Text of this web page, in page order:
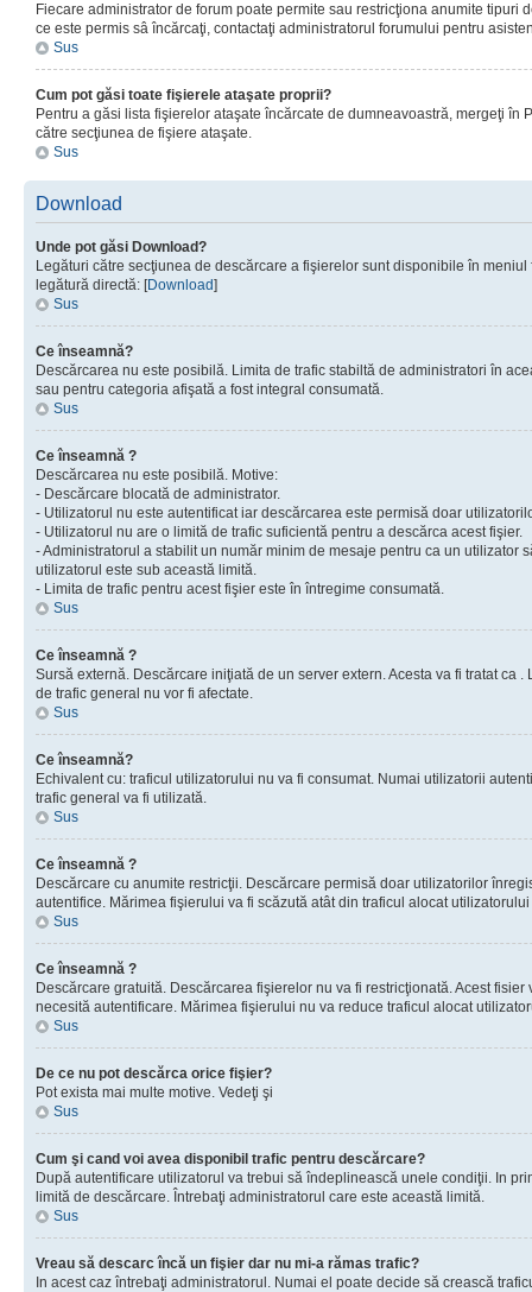
Fiecare administrator de forum poate permite sau restricţiona anumite tipuri
ce este permis sâ încărcaţi, contactaţi administratorul forumului pentru
Sus
Cum pot găsi toate fişierele ataşate proprii?
Pentru a găsi lista fişierelor ataşate încărcate de dumneavoastră, mergeţi în
către secţiunea de fişiere ataşate.
Sus
Download
Unde pot găsi Download?
Legături către secţiunea de descărcare a fişierelor sunt disponibile în
legătură directă: [Download]
Sus
Ce înseamnă?
Descărcarea nu este posibilă. Limita de trafic stabiltă de administratori în
sau pentru categoria afişată a fost integral consumată.
Sus
Ce înseamnă ?
Descărcarea nu este posibilă. Motive:
- Descărcare blocată de administrator.
- Utilizatorul nu este autentificat iar descărcarea este permisă doar
- Utilizatorul nu are o limită de trafic suficientă pentru a descărca acest fişier.
- Administratorul a stabilit un număr minim de mesaje pentru ca un utilizator
utilizatorul este sub această limită.
- Limita de trafic pentru acest fişier este în întregime consumată.
Sus
Ce înseamnă ?
Sursă externă. Descărcare iniţiată de un server extern. Acesta va fi tratat ca
de trafic general nu vor fi afectate.
Sus
Ce înseamnă?
Echivalent cu: traficul utilizatorului nu va fi consumat. Numai utilizatorii
trafic general va fi utilizată.
Sus
Ce înseamnă ?
Descărcare cu anumite restricţii. Descărcare permisă doar utilizatorilor
autentifice. Mărimea fişierului va fi scăzută atât din traficul alocat
Sus
Ce înseamnă ?
Descărcare gratuită. Descărcarea fişierelor nu va fi restricţionată. Acest
necesită autentificare. Mărimea fişierului nu va reduce traficul alocat
Sus
De ce nu pot descărca orice fişier?
Pot exista mai multe motive. Vedeţi şi
Sus
Cum şi cand voi avea disponibil trafic pentru descărcare?
După autentificare utilizatorul va trebui să îndeplinească unele condiţii. In
limită de descărcare. Întrebaţi administratorul care este această limită.
Sus
Vreau să descarc încă un fişier dar nu mi-a rămas trafic?
In acest caz întrebaţi administratorul. Numai el poate decide să crească